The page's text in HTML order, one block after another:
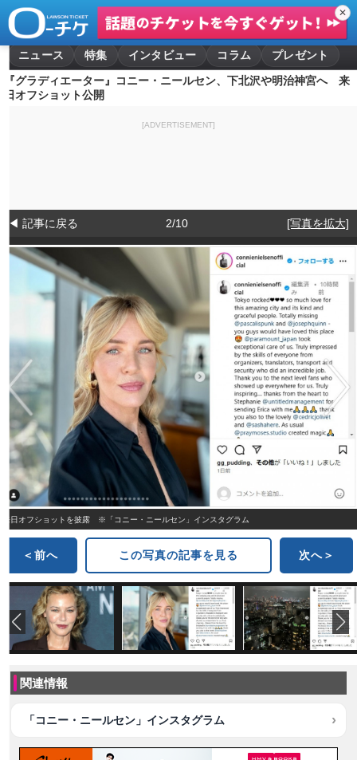
✕
ニュース 特集 インタビュー コラム
プレゼント
『グラディエーター』コニー・ニールセン、下北沢や明治神宮へ 来
日オフショット公開
[ADVERTISEMENT]
◀ 記事に戻る 2/10 [写真を拡大]
来日オフショットを披露 ※「コニー・ニールセン」インスタグラム
＜前へ この写真の記事を見る 次へ＞
関連情報
「コニー・ニールセン」インスタグラム